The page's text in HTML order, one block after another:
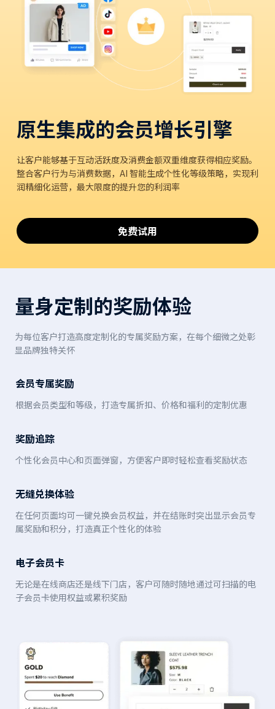
原生集成的会员增长引擎
让客户能够基于互动活跃度及消费金额双重维度获得相应奖励。
整合客户行为与消费数据，AI 智能生成个性化等级策略，实现利
润精细化运营，最大限度的提升您的利润率
免费试用
量身定制的奖励体验
为每位客户打造高度定制化的专属奖励方案，在每个细微之处彰
显品牌独特关怀
会员专属奖励
根据会员类型和等级，打造专属折扣、价格和福利的定制优惠
奖励追踪
个性化会员中心和页面弹窗，方便客户即时轻松查看奖励状态
无缝兑换体验
在任何页面均可一键兑换会员权益，并在结账时突出显示会员专
属奖励和积分，打造真正个性化的体验
电子会员卡
无论是在线商店还是线下门店，客户可随时随地通过可扫描的电
子会员卡使用权益或累积奖励